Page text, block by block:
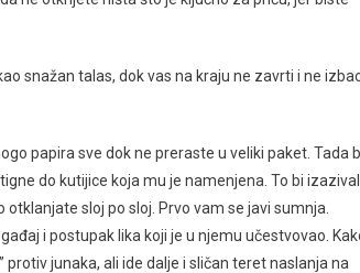
snažan talas, dok vas na kraju ne zavrti i ne
papira sve dok ne preraste u veliki paket. Tada
do kutijice koja mu je namenjena. To bi
sloj po sloj. Prvo vam se javi sumnja.
i postupak lika koji je u njemu učestvovao.
junaka, ali ide dalje i sličan teret naslanja na